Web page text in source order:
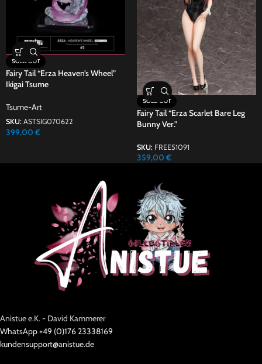
SOLD OUT
Fairy Tail “Erza Heaven’s Wheel”
Ikigai Tsume
Tsume-Art
SKU: ASTSIG070622
399,00 €
SOLD OUT
Fairy Tail “Erza Scarlet Bare Leg
Bunny Ver.”
SKU: FREE51091
359,00 €
Anistue e.K. - David Kammerer
WhatsApp +49 (0)176 23338169
kundensupport@anistue.de